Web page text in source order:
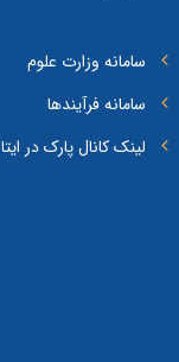
سامانه وزارت علوم
سامانه فرآیندها
لینک کانال پارک در ایتا